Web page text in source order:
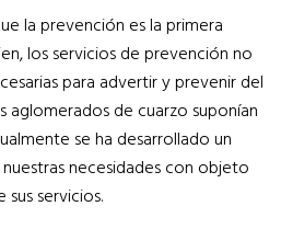
la prevención es la primera
los servicios de prevención no
para advertir y prevenir del
aglomerados de cuarzo suponían
se ha desarrollado un
necesidades con objeto
servicios.